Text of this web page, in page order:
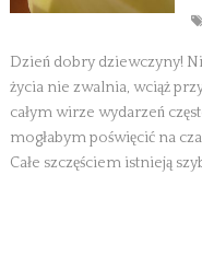
Dzień dobry dziewczyny!
życia nie zwalnia, wciąż
całym wirze wydarzeń
mogłabym poświęcić na
Całe szczęściem istnieją